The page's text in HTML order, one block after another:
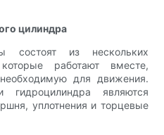
цилиндра
состоят из нескольких
работают вместе,
для движения.
гидроцилиндра являются
уплотнения и торцевые